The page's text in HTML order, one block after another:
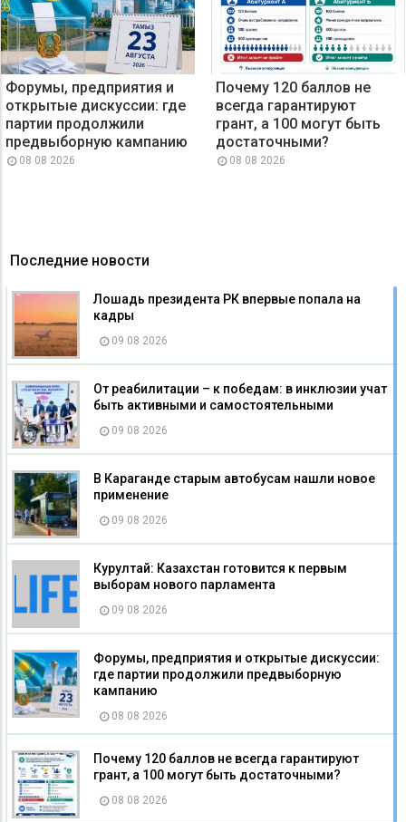
Форумы, предприятия и
открытые дискуссии: где
партии продолжили
предвыборную кампанию
08 08 2026
Почему 120 баллов не
всегда гарантируют
грант, а 100 могут быть
достаточными?
08 08 2026
Последние новости
Лошадь президента РК впервые попала на
кадры
09 08 2026
От реабилитации – к победам: в инклюзии учат
быть активными и самостоятельными
09 08 2026
В Караганде старым автобусам нашли новое
применение
09 08 2026
Курултай: Казахстан готовится к первым
выборам нового парламента
09 08 2026
Форумы, предприятия и открытые дискуссии:
где партии продолжили предвыборную
кампанию
08 08 2026
Почему 120 баллов не всегда гарантируют
грант, а 100 могут быть достаточными?
08 08 2026